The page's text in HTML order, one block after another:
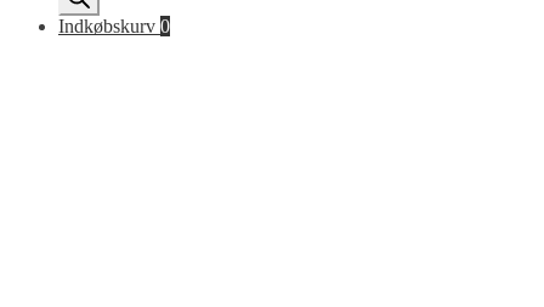
Indkøbskurv 0